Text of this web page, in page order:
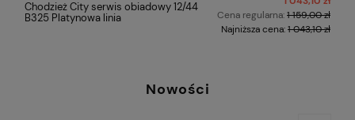
Chodzież City serwis obiadowy 12/44
B325 Platynowa linia
Cena regularna:1 159,00 zł
Najniższa cena:1 043,10 zł
Nowości